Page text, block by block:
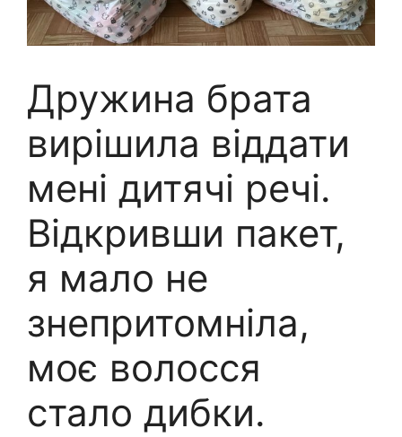
Дружина брата
вирішила віддати
мені дитячі речі.
Відкривши пакет,
я мало не
знепритомніла,
моє волосся
стало дибки.